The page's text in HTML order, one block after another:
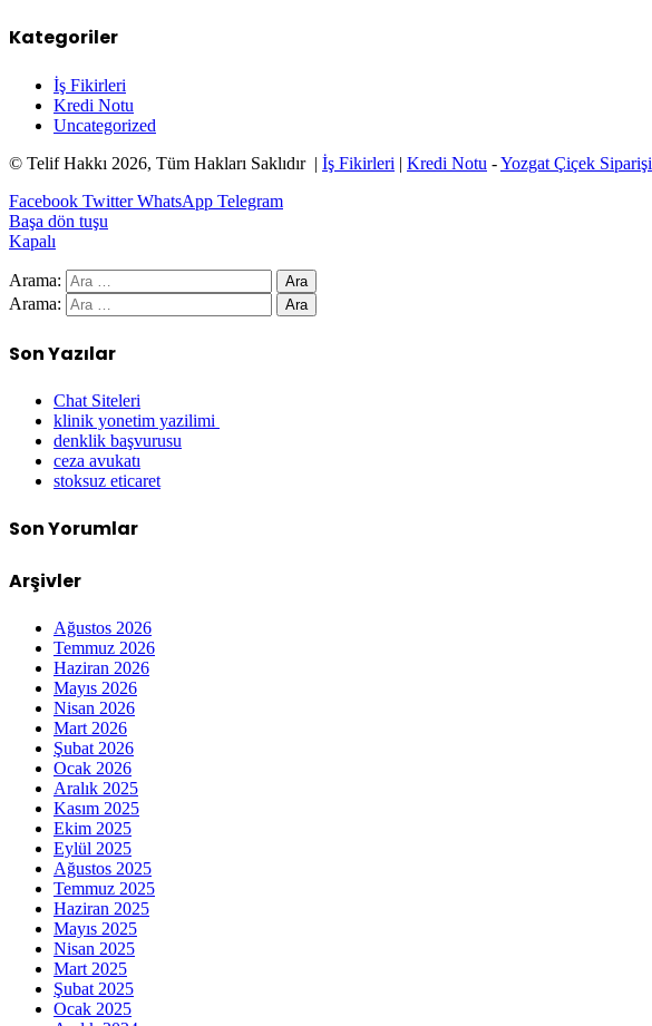
Kategoriler
İş Fikirleri
Kredi Notu
Uncategorized
© Telif Hakkı 2026, Tüm Hakları Saklıdır | İş Fikirleri | Kredi Notu -Yozgat Çiçek Siparişi
Facebook Twitter WhatsApp Telegram
Başa dön tuşu
Kapalı
Arama:
Arama:
Son Yazılar
Chat Siteleri
klinik yonetim yazilimi
denklik başvurusu
ceza avukatı
stoksuz eticaret
Son Yorumlar
Arşivler
Ağustos 2026
Temmuz 2026
Haziran 2026
Mayıs 2026
Nisan 2026
Mart 2026
Şubat 2026
Ocak 2026
Aralık 2025
Kasım 2025
Ekim 2025
Eylül 2025
Ağustos 2025
Temmuz 2025
Haziran 2025
Mayıs 2025
Nisan 2025
Mart 2025
Şubat 2025
Ocak 2025